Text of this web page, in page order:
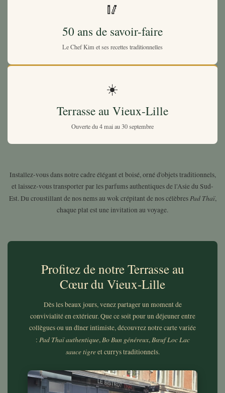
🥢
50 ans de savoir-faire
Le Chef Kim et ses recettes traditionnelles
☀️
Terrasse au Vieux-Lille
Ouverte du 4 mai au 30 septembre
Installez-vous dans notre cadre élégant et boisé, orné d'objets traditionnels,
et laissez-vous transporter par les parfums authentiques de l'Asie du Sud-
Est. Du croustillant de nos nems au wok crépitant de nos célèbresPad Thaï,
chaque plat est une invitation au voyage.
Profitez de notre Terrasse au
Cœur du Vieux-Lille
Dès les beaux jours, venez partager un moment de
convivialité en extérieur. Que ce soit pour un déjeuner entre
collègues ou un dîner intimiste, découvrez notre carte variée
: Pad Thaï authentique,Bo Bun généreux,Bœuf Loc Lac
sauce tigreet currys traditionnels.